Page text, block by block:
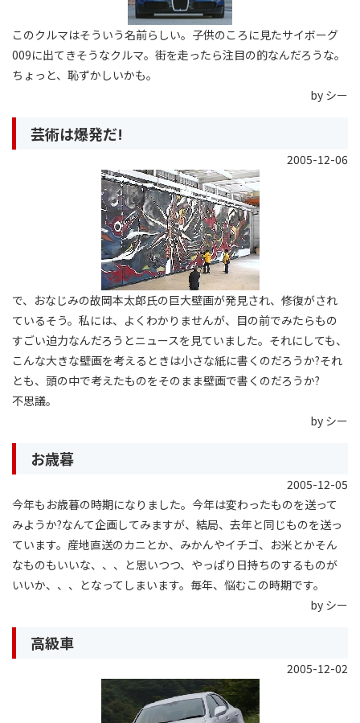
このクルマはそういう名前らしい。子供のころに見たサイボーグ
009に出てきそうなクルマ。街を走ったら注目の的なんだろうな。
ちょっと、恥ずかしいかも。
by シー
芸術は爆発だ!
2005-12-06
で、おなじみの故岡本太郎氏の巨大壁画が発見され、修復がされ
ているそう。私には、よくわかりませんが、目の前でみたらもの
すごい迫力なんだろうとニュースを見ていました。それにしても、
こんな大きな壁画を考えるときは小さな紙に書くのだろうか?それ
とも、頭の中で考えたものをそのまま壁画で書くのだろうか?
不思議。
by シー
お歳暮
2005-12-05
今年もお歳暮の時期になりました。今年は変わったものを送って
みようか?なんて企画してみますが、結局、去年と同じものを送っ
ています。産地直送のカニとか、みかんやイチゴ、お米とかそん
なものもいいな、、、と思いつつ、やっぱり日持ちのするものが
いいか、、、となってしまいます。毎年、悩むこの時期です。
by シー
高級車
2005-12-02